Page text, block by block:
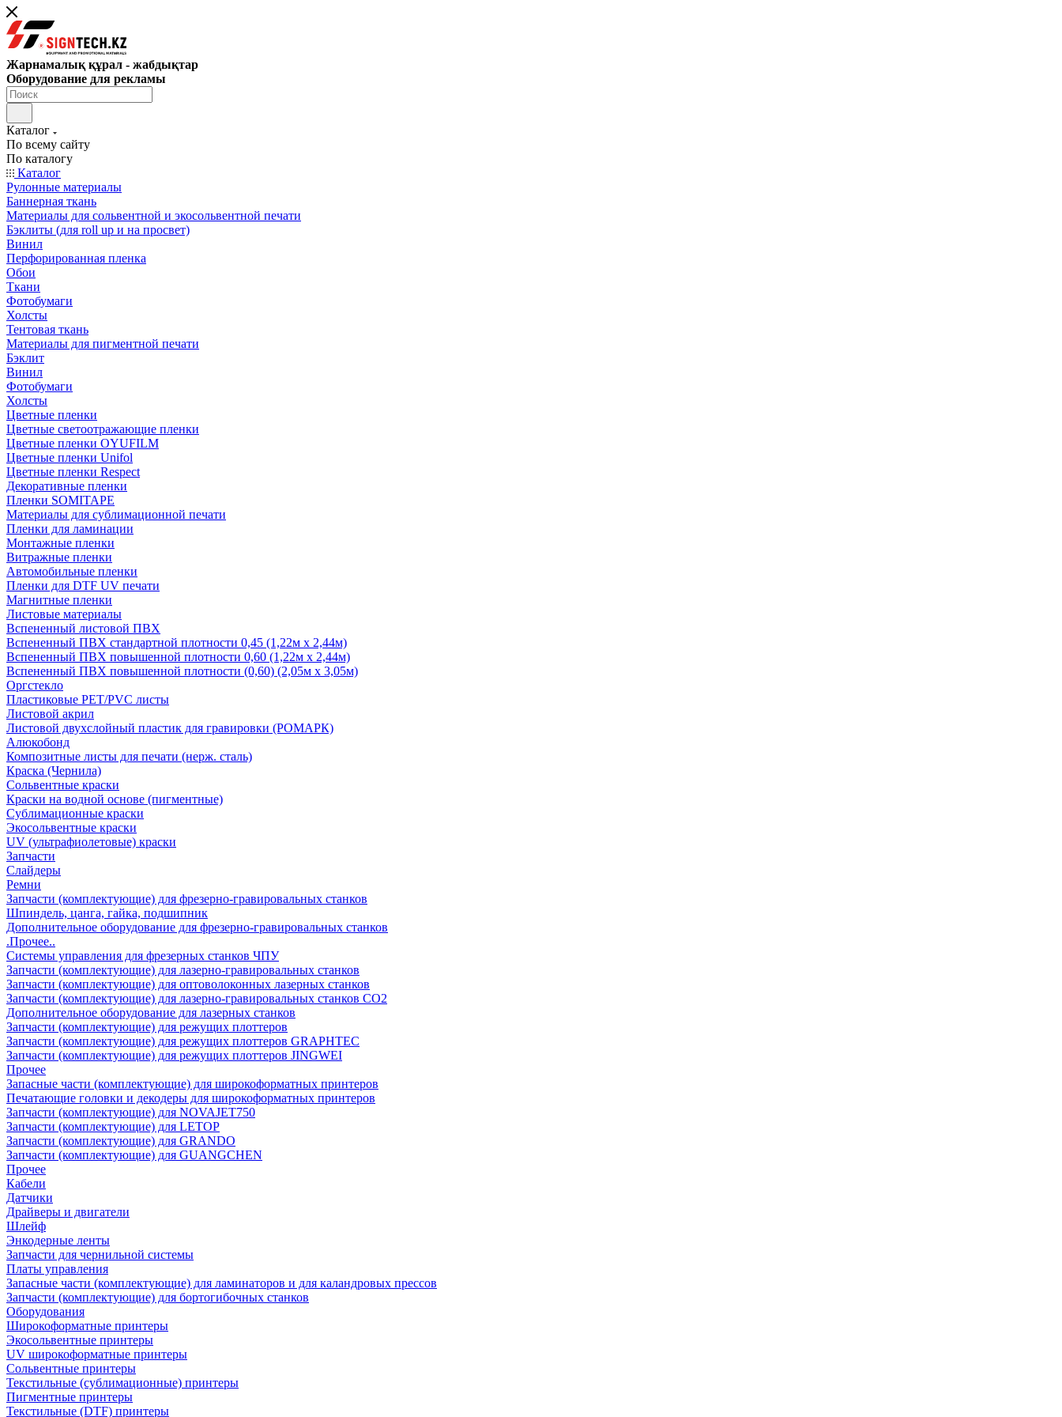
Жарнамалық құрал - жабдықтар
Оборудование для рекламы
Каталог
По всему сайту
По каталогу
Каталог
Рулонные материалы
Баннерная ткань
Материалы для сольвентной и экосольвентной печати
Бэклиты (для roll up и на просвет)
Винил
Перфорированная пленка
Обои
Ткани
Фотобумаги
Холсты
Тентовая ткань
Материалы для пигментной печати
Бэклит
Винил
Фотобумаги
Холсты
Цветные пленки
Цветные светоотражающие пленки
Цветные пленки OYUFILM
Цветные пленки Unifol
Цветные пленки Respect
Декоративные пленки
Пленки SOMITAPE
Материалы для сублимационной печати
Пленки для ламинации
Монтажные пленки
Витражные пленки
Автомобильные пленки
Пленки для DTF UV печати
Магнитные пленки
Листовые материалы
Вспененный листовой ПВХ
Вспененный ПВХ стандартной плотности 0,45 (1,22м х 2,44м)
Вспененный ПВХ повышенной плотности 0,60 (1,22м х 2,44м)
Вспененный ПВХ повышенной плотности (0,60) (2,05м х 3,05м)
Оргстекло
Пластиковые PET/PVC листы
Листовой акрил
Листовой двухслойный пластик для гравировки (РОМАРК)
Алюкобонд
Композитные листы для печати (нерж. сталь)
Краска (Чернила)
Сольвентные краски
Краски на водной основе (пигментные)
Сублимационные краски
Экосольвентные краски
UV (ультрафиолетовые) краски
Запчасти
Слайдеры
Ремни
Запчасти (комплектующие) для фрезерно-гравировальных станков
Шпиндель, цанга, гайка, подшипник
Дополнительное оборудование для фрезерно-гравировальных станков
.Прочее..
Системы управления для фрезерных станков ЧПУ
Запчасти (комплектующие) для лазерно-гравировальных станков
Запчасти (комплектующие) для оптоволоконных лазерных станков
Запчасти (комплектующие) для лазерно-гравировальных станков CO2
Дополнительное оборудование для лазерных станков
Запчасти (комплектующие) для режущих плоттеров
Запчасти (комплектующие) для режущих плоттеров GRAPHTEC
Запчасти (комплектующие) для режущих плоттеров JINGWEI
Прочее
Запасные части (комплектующие) для широкоформатных принтеров
Печатающие головки и декодеры для широкоформатных принтеров
Запчасти (комплектующие) для NOVAJET750
Запчасти (комплектующие) для LETOP
Запчасти (комплектующие) для GRANDO
Запчасти (комплектующие) для GUANGCHEN
Прочее
Кабели
Датчики
Драйверы и двигатели
Шлейф
Энкодерные ленты
Запчасти для чернильной системы
Платы управления
Запасные части (комплектующие) для ламинаторов и для каландровых прессов
Запчасти (комплектующие) для бортогибочных станков
Оборудования
Широкоформатные принтеры
Экосольвентные принтеры
UV широкоформатные принтеры
Сольвентные принтеры
Текстильные (сублимационные) принтеры
Пигментные принтеры
Текстильные (DTF) принтеры